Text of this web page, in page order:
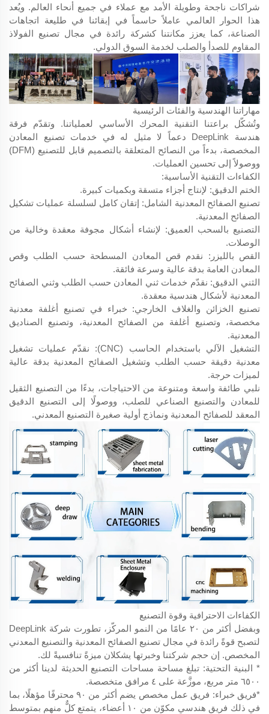
شراكات ناجحة وطويلة الأمد مع عملاء في جميع أنحاء العالم. ويُعد
هذا الحوار العالمي عاملاً حاسماً في إبقائنا في طليعة اتجاهات
الصناعة، كما يعزز مكانتنا كشركة رائدة في مجال تصنيع الفولاذ
المقاوم للصدأ والصلب لخدمة السوق الدولي.
مهاراتنا الهندسية والفئات الرئيسية
وتُشكّل براعتنا التقنية المحرك الأساسي لعملياتنا. وتقدّم فرقة
هندسة DeepLink دعماً لا مثيل له في خدمات تصنيع المعادن
المخصصة، بدءاً من النصائح المتعلقة بالتصميم قابل للتصنيع (DFM)
ووصولاً إلى تحسين العمليات.
الكفاءات التقنية الأساسية:
الختم الدقيق: لإنتاج أجزاء متسقة وبكميات كبيرة.
تصنيع الصفائح المعدنية الشامل: إتقان كامل لسلسلة عمليات تشكيل
الصفائح المعدنية.
التصنيع بالسحب العميق: لإنشاء أشكال مجوفة معقدة وخالية من
الوصلات.
القص بالليزر: نقدم قص المعادن المسطحة حسب الطلب وقص
المعادن العامة بدقة عالية وسرعة فائقة.
الثني الدقيق: نقدّم خدمات ثني المعادن حسب الطلب وثني الصفائح
المعدنية لأشكال هندسية معقدة.
تصنيع الخزائن والغلاف الخارجي: خبراء في تصنيع أغلفة معدنية
مخصصة، وتصنيع أغلفة من الصفائح المعدنية، وتصنيع الصناديق
المعدنية.
التشغيل الآلي باستخدام الحاسب (CNC): نقدّم عمليات تشغيل
معدنية دقيقة حسب الطلب وتشغيل الصفائح المعدنية بدقة عالية
لميزات حرجة.
نلبي طائفة واسعة ومتنوعة من الاحتياجات، بدءًا من التصنيع الثقيل
للمعادن والتصنيع الصناعي للصلب، ووصولًا إلى التصنيع الدقيق
المعقد للصفائح المعدنية ونماذج أولية صغيرة التصنيع المعدني.
الكفاءات الاحترافية وقوة التصنيع
وبفضل أكثر من ٢٠ عامًا من النمو المركّز، تطورت شركة DeepLink
لتصبح قوةً رائدة في مجال تصنيع الصفائح المعدنية والتصنيع المعدني
المخصص. إن حجم شركتنا وخبرتها يشكلان ميزةً تنافسيةً لك.
* البنية التحتية: تبلغ مساحة مساحات التصنيع الحديثة لدينا أكثر من
٦٥٠٠ متر مربع، موزَّعة على ٤ مرافق متخصصة.
*فريق خبراء: فريق عمل مخصص يضم أكثر من ٩٠ محترفًا مؤهلًا، بما
في ذلك فريق هندسي مكوّن من ١٠ أعضاء، يتمتع كلٌّ منهم بمتوسط